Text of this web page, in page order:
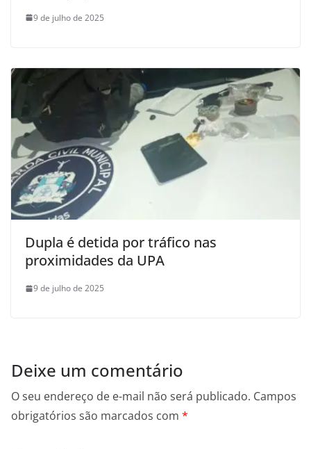
9 de julho de 2025
Dupla é detida por tráfico nas
proximidades da UPA
9 de julho de 2025
Deixe um comentário
O seu endereço de e-mail não será publicado. Campos
obrigatórios são marcados com *